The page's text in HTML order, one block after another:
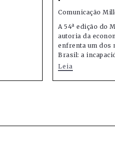
Comunicação
A 54ª edição do
autoria da
enfrenta um dos
Brasil: a
Leia